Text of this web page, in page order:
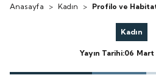
Anasayfa > Kadın > Profilo ve
Kadın
Yayın Tarihi:06 Mart